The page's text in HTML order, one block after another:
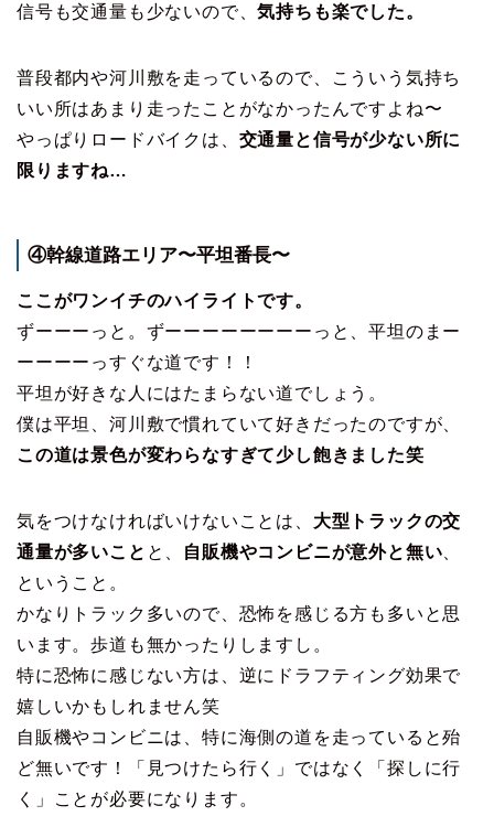
信号も交通量も少ないので、気持ちも楽でした。
普段都内や河川敷を走っているので、こういう気持ち
いい所はあまり走ったことがなかったんですよね〜
やっぱりロードバイクは、 交通量と信号が少ない所に
限りますね…
④幹線道路エリア〜平坦番長〜
ここがワンイチのハイライトです。
ずーーーっと。ずーーーーーーーーっと、平坦のまー
ーーーーっすぐな道です！！
平坦が好きな人にはたまらない道でしょう。
僕は平坦、河川敷で慣れていて好きだったのですが、
この道は景色が変わらなすぎて少し飽きました笑
気をつけなければいけないことは、 大型トラックの交
通量が多いこと と、 自販機やコンビニが意外と無い
ということ。
かなりトラック多いので、恐怖を感じる方も多いと思
います。歩道も無かったりしますし。
特に恐怖に感じない方は、逆にドラフティング効果で
嬉しいかもしれません笑
自販機やコンビニは、特に海側の道を走っていると殆
ど無いです！「見つけたら行く」ではなく「探しに行
く」ことが必要になります。